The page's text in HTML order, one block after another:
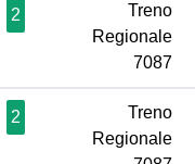
2
Treno
Regionale
7087
2
Treno
Regionale